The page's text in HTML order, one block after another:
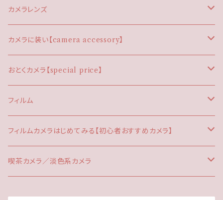
EOS
CONTAX（コンタックス）
FUJI/FUJIFILM/FUJICA（フジ）
KONICA（コニカ）
KYOCERA（京セラ）
LEICA（ライカ）
LOMOGRAPHY（ロモグラフィー）
フィルムカメラ
コンパクトカメラ
ハーフカメラ
デジタルカメラ
コンデジ
一眼レフ
カメラレンズ
EFマウント
M42マウント
OMマウント
ライカRマウント
カメラに装い【camera accessory】
カメラストラップ
CANONEOSストラップ
ストロボ
ボディキャップ
レンズキャップ
おとくカメラ【special price】
プチプラ
わけありカメラ
JUNK
フィルム
35mm
フィルムカメラはじめてみる【初心者おすすめカメラ】
さくっと楽しめる
喫茶カメラ／淡色系カメラ